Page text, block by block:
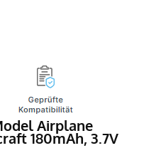
Airplane
180mAh, 3.7V